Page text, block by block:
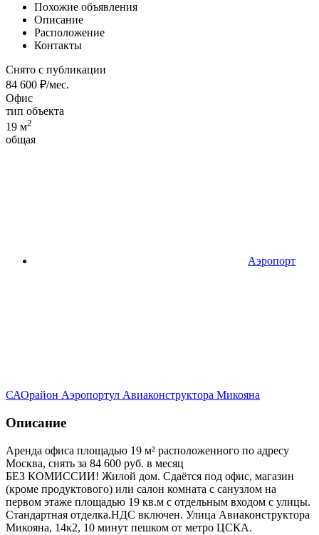
Похожие объявления
Описание
Расположение
Контакты
Снято с публикации
84 600 ₽/мес.
Офис
тип объекта
19 м2
общая
Аэропорт
САОрайон Аэропортул Авиаконструктора Микояна
Описание
Аренда офиса площадью 19 м² расположенного по адресу
Москва, снять за 84 600 руб. в месяц
БЕЗ КОМИССИИ! Жилой дом. Сдаётся под офис, магазин
(кроме продуктового) или салон комната с санузлом на
первом этаже площадью 19 кв.м с отдельным входом с улицы.
Стандартная отделка.НДС включен. Улица Авиаконструктора
Микояна, 14к2, 10 минут пешком от метро ЦСКА.